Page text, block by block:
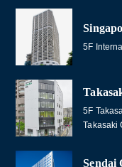
5F
5F
Takasaki
Sendai